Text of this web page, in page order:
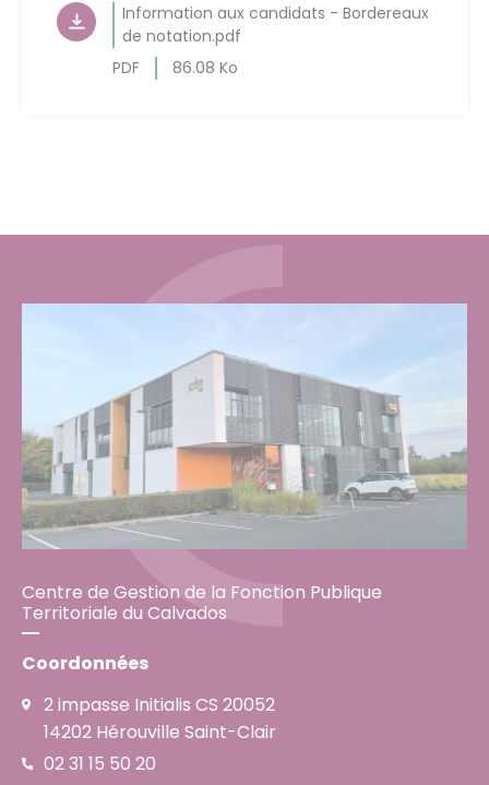
Information aux candidats - Bordereaux
de notation.pdf
PDF
86.08 Ko
Centre de Gestion de la Fonction Publique
Territoriale du Calvados
Coordonnées
2 impasse Initialis CS 20052
14202 Hérouville Saint-Clair
02 31 15 50 20